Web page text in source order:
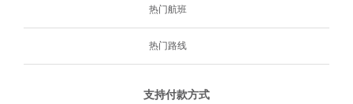
热门航班
热门路线
支持付款方式